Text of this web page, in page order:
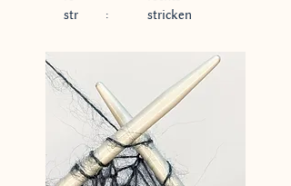
str
:
stricken